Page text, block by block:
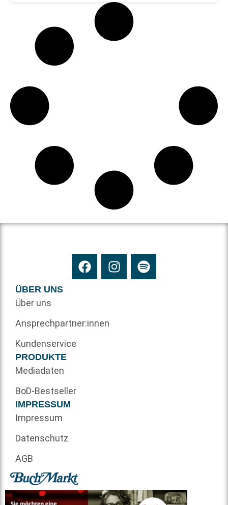
ÜBER UNS
Über uns
Ansprechpartner:innen
Kundenservice
PRODUKTE
Mediadaten
BoD-Bestseller
IMPRESSUM
Impressum
Datenschutz
AGB